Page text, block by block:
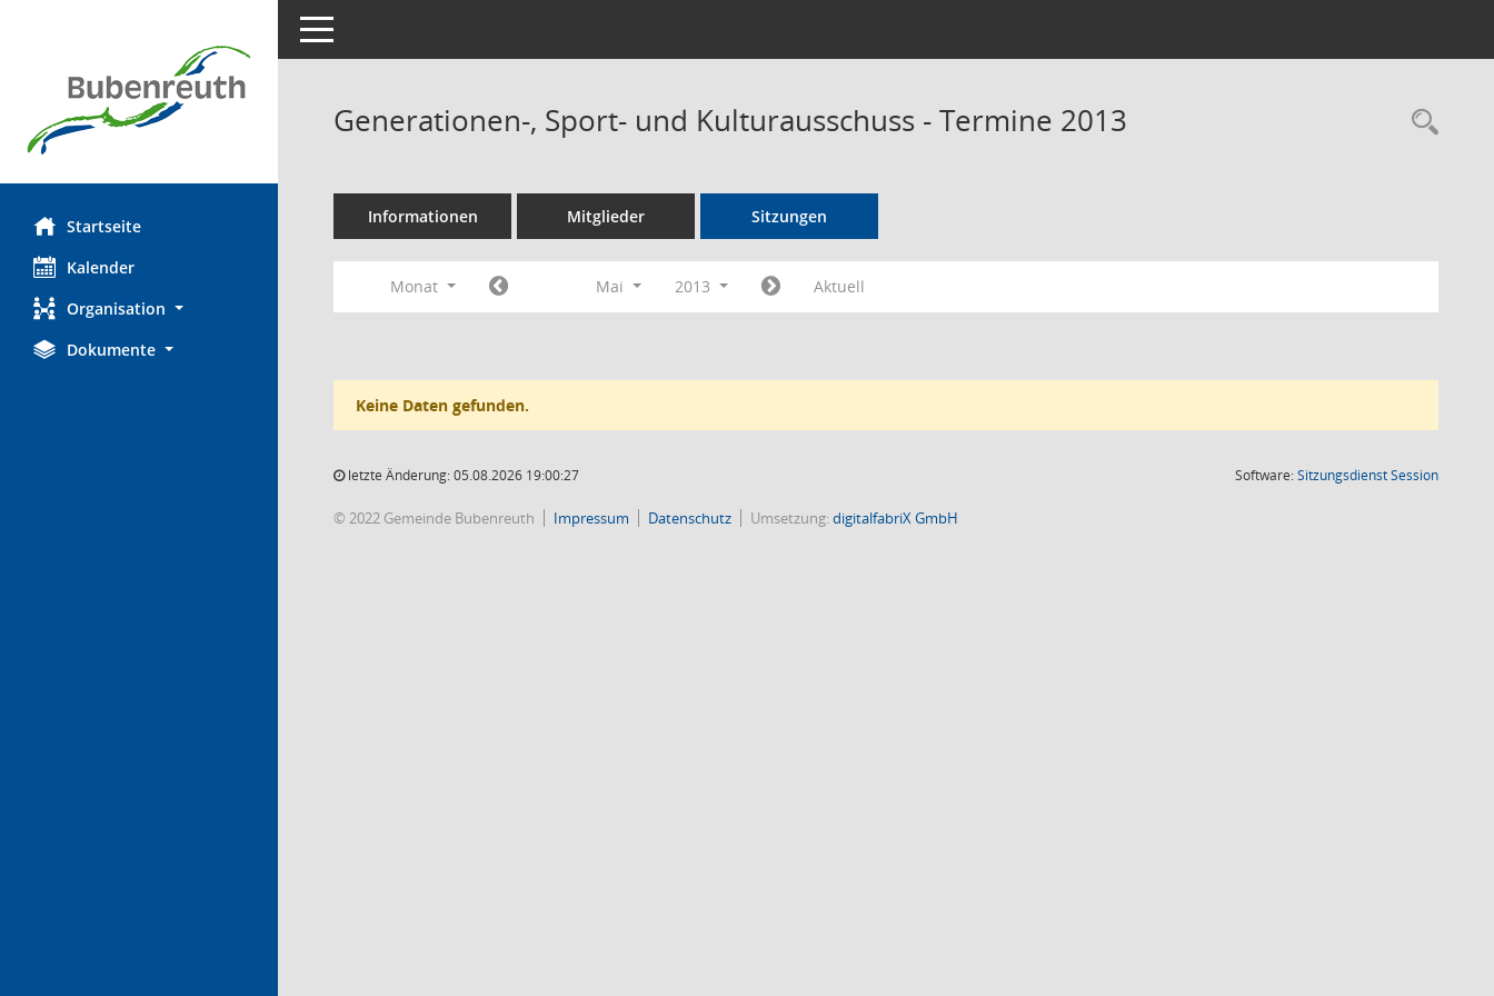
Startseite
Kalender
Organisation
Dokumente
Toggle navigation
Generationen-, Sport- und Kulturausschuss - Termine 2013
Informationen Mitglieder Sitzungen
Monat Mai 2013 Aktuell
Keine Daten gefunden.
letzte Änderung: 05.08.2026 19:00:27 Software:SitzungsdienstSession(Wird in
© 2022 Gemeinde Bubenreuth Impressum Datenschutz Umsetzung:digitalfabriX GmbH